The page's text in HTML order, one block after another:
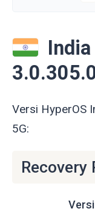
Versi HyperOS
5G:
Recovery
Versi